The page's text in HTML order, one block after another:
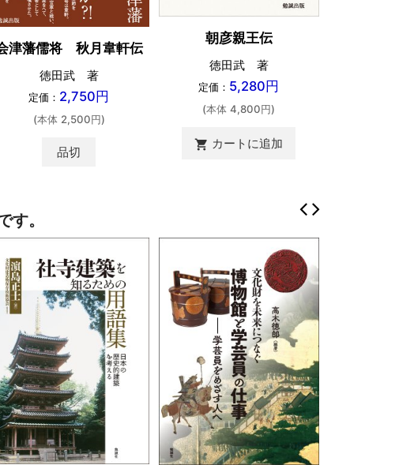
津藩儒将 秋月韋軒伝
徳田武 著
定価： 2,750円
(本体 2,500円)
品切
朝彦親王伝
徳田武 著
定価： 5,280円
(本体 4,800円)
shopping_cart カートに追加
。